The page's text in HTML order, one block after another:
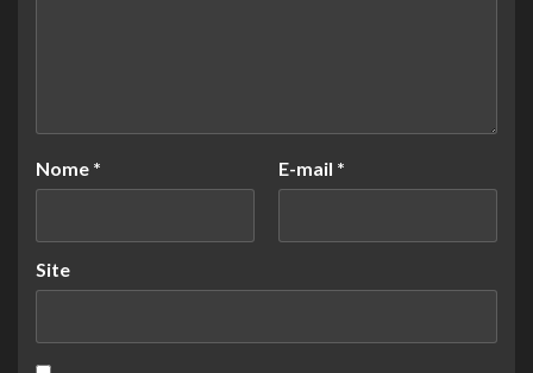
Nome * E-mail *
Site